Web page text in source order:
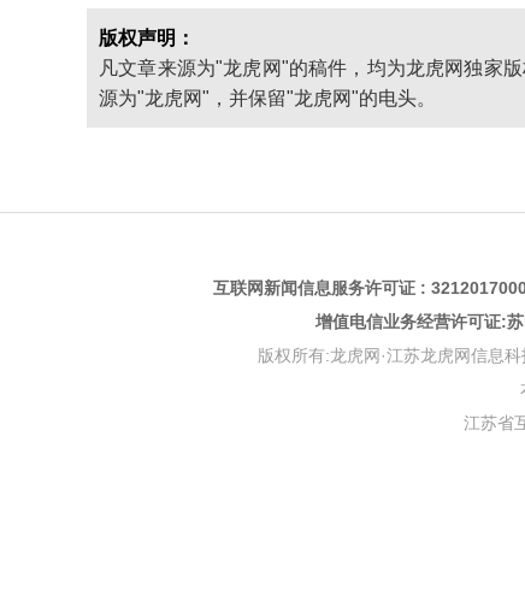
版权声明：
凡文章来源为"龙虎网"的稿件，均为龙虎网独家
源为"龙虎网"，并保留"龙虎网"的电头。
互联网新闻信息服务许可证 :
增值电信业务经营许可证:
版权所有:龙虎网·江苏龙虎网信息
江苏省